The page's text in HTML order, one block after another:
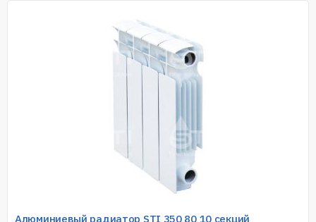
Алюминиевый радиатор STI 350 80 10 секций